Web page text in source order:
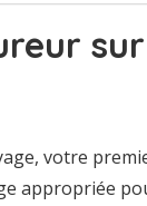
votre
appropriée